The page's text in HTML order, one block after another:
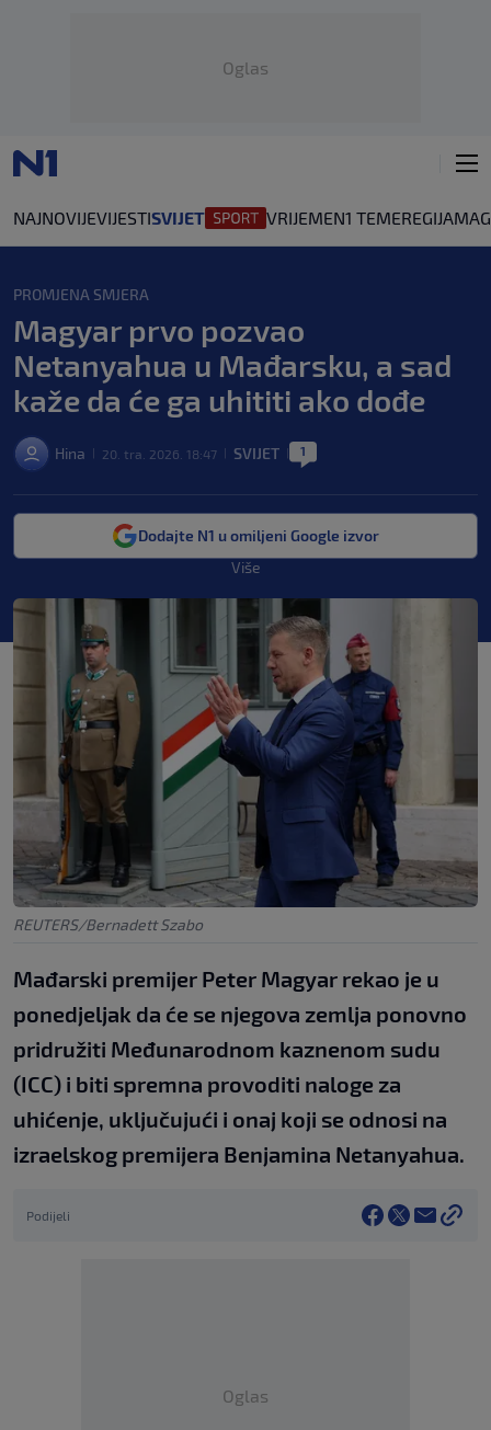
Oglas
NAJNOVIJEVIJESTISVIJET VRIJEMEN1 TEMEREGIJA
PROMJENA SMJERA
Magyar prvo pozvao
Netanyahua u Mađarsku, a sad
kaže da će ga uhititi ako dođe
Hina 20. tra. 2026. 18:47 SVIJET 1
Dodajte N1 u omiljeni Google izvor
Više
REUTERS/Bernadett Szabo
Mađarski premijer Peter Magyar rekao je u
ponedjeljak da će se njegova zemlja ponovno
pridružiti Međunarodnom kaznenom sudu
(ICC) i biti spremna provoditi naloge za
uhićenje, uključujući i onaj koji se odnosi na
izraelskog premijera Benjamina Netanyahua.
Podijeli
Oglas